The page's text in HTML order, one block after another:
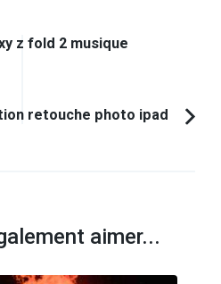
z fold 2 musique
retouche photo ipad
aimer...